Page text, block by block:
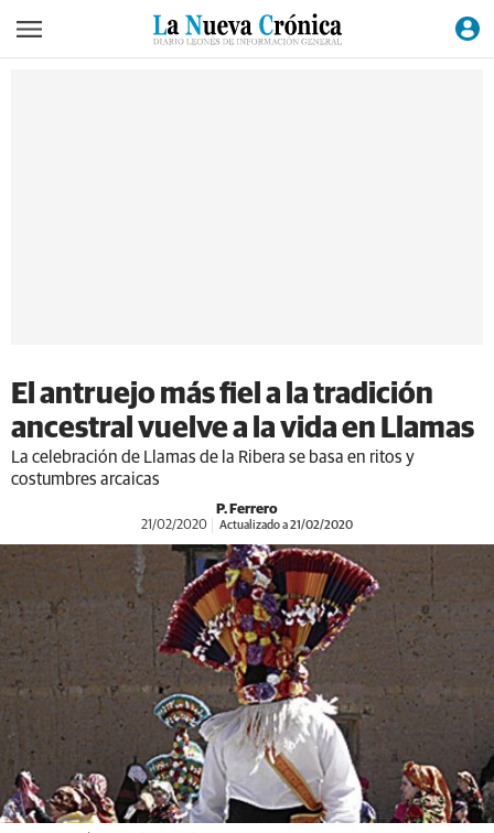
El antruejo más fiel a la tradición
ancestral vuelve a la vida en Llamas
La celebración de Llamas de la Ribera se basa en ritos y
costumbres arcaicas
P. Ferrero
21/02/2020 Actualizado a 21/02/2020